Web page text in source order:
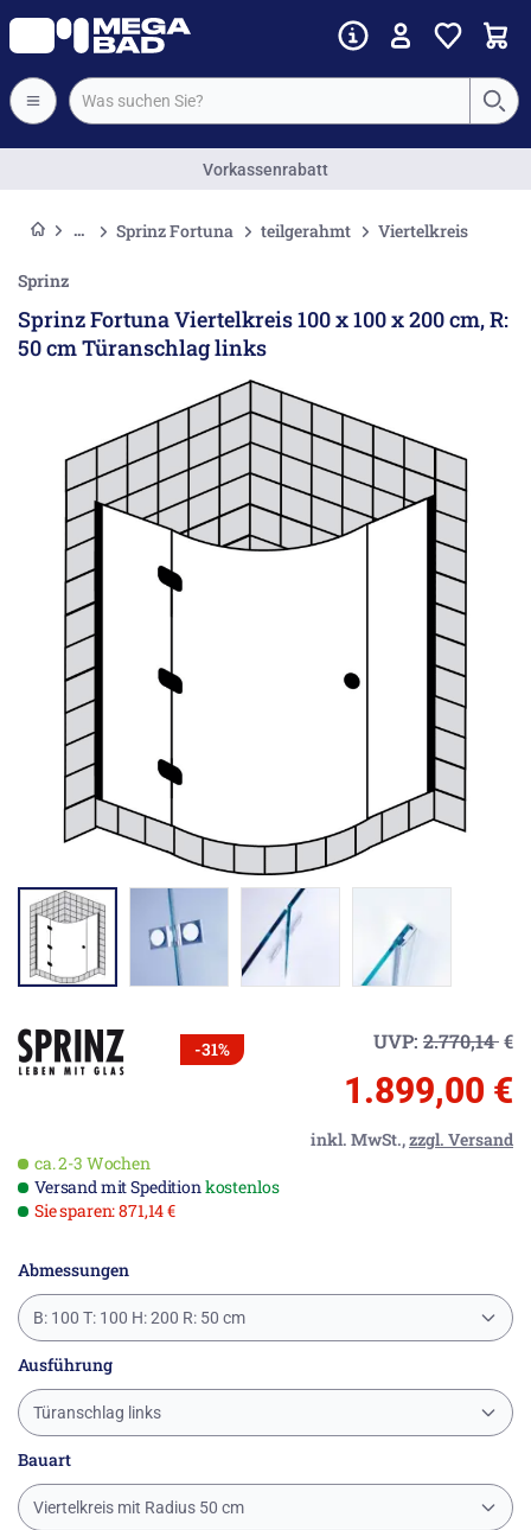
Vorkassenrabatt
Sprinz Fortuna teilgerahmt Viertelkreis
Sprinz
Sprinz Fortuna Viertelkreis 100 x 100 x 200 cm, R:
50 cm Türanschlag links
-31% UVP: 2.770,14€
1.899,00 €
inkl. MwSt.,zzgl. Versand
ca. 2-3 Wochen
Versand mit Speditionkostenlos
Sie sparen: 871,14 €
Abmessungen
B: 100 T: 100 H: 200 R: 50 cm
Ausführung
Türanschlag links
Bauart
Viertelkreis mit Radius 50 cm